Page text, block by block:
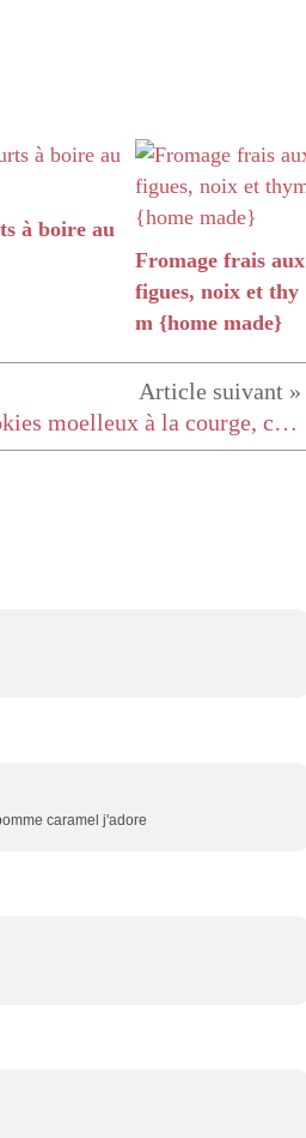
à boire au
Fromage frais aux
figues, noix et thy
m {home made}
Cookies moelleux à la courge, chocolat et canelle
caramel j'adore